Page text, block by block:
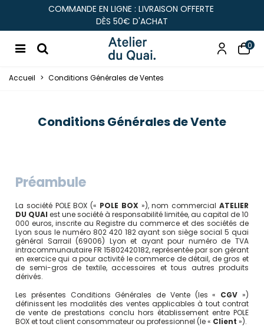
COMMANDE EN LIGNE : LIVRAISON OFFERTE
DÈS 50€ D'ACHAT
0
Accueil > Conditions Générales de Ventes
Conditions Générales de Vente
Préambule
La société POLE BOX (« POLE BOX »), nom commercialATELIER
DU QUAI est une société à responsabilité limitée, au capital de 10
000 euros, inscrite au Registre du commerce et des sociétés de
Lyon sous le numéro 802 420 182 ayant son siège social 5 quai
général Sarrail (69006) Lyon et ayant pour numéro de TVA
intracommunautaire FR 15802420182, représentée par son gérant
en exercice qui a pour activité le commerce de détail, de gros et
de semi-gros de textile, accessoires et tous autres produits
dérivés.
Les présentes Conditions Générales de Vente (les « CGV »)
définissent les modalités des ventes applicables à tout contrat
de vente de prestations conclu hors établissement entre POLE
BOX et tout client consommateur ou professionnel (le « Client »).